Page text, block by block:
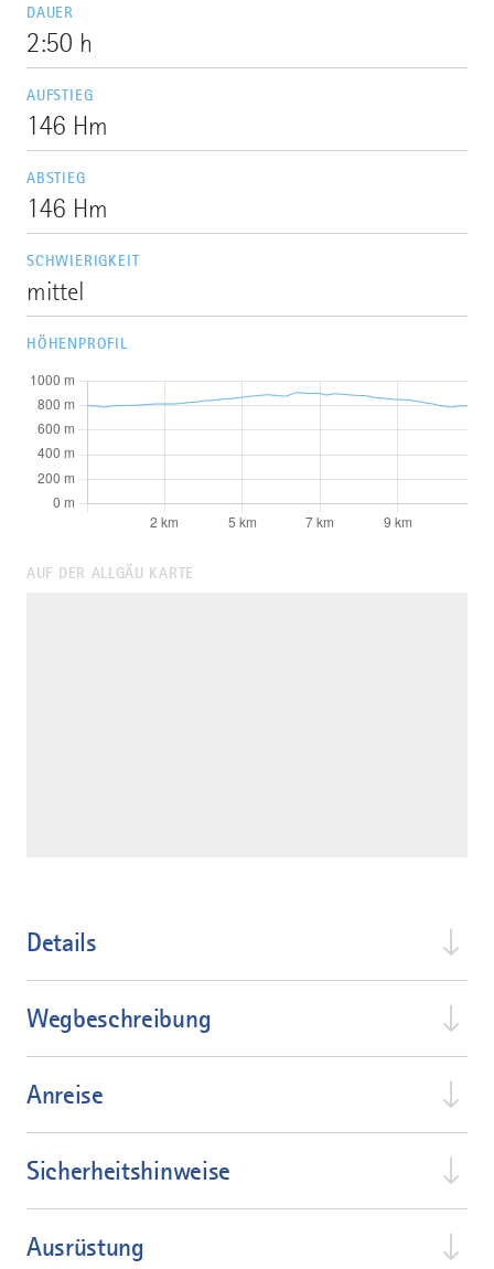
DAUER
2:50 h
AUFSTIEG
146 Hm
ABSTIEG
146 Hm
SCHWIERIGKEIT
mittel
HÖHENPROFIL
AUF DER ALLGÄU KARTE
Details
Wegbeschreibung
Anreise
Sicherheitshinweise
Ausrüstung